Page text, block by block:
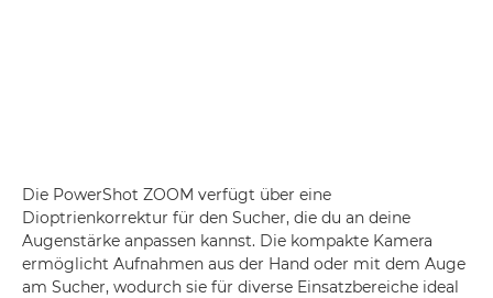
Die PowerShot ZOOM verfügt über eine
Dioptrienkorrektur für den Sucher, die du an deine
Augenstärke anpassen kannst. Die kompakte Kamera
ermöglicht Aufnahmen aus der Hand oder mit dem Auge
am Sucher, wodurch sie für diverse Einsatzbereiche ideal